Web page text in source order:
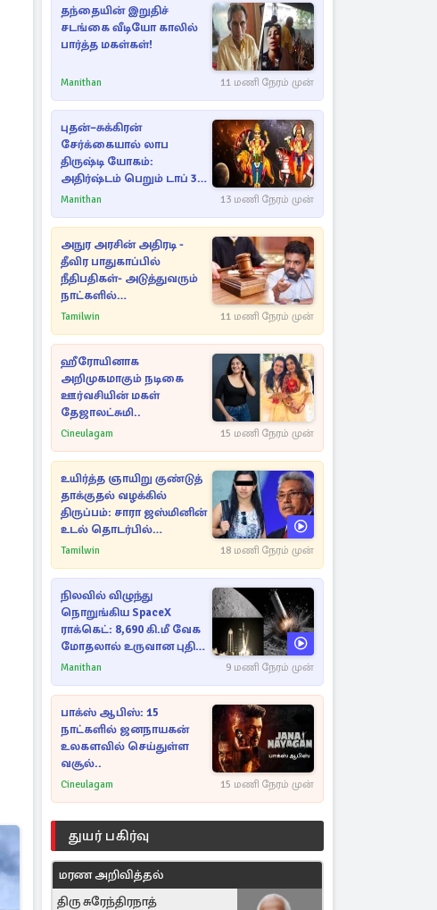
தந்தையின் இறுதிச்
சடங்கை வீடியோ காலில்
பார்த்த மகள்கள்!
Manithan 11 மணி நேரம் முன்
புதன்–சுக்கிரன்
சேர்க்கையால் லாப
திருஷ்டி யோகம்:
அதிர்ஷ்டம் பெறும் டாப் 3
ராசிகள்!
Manithan 13 மணி நேரம் முன்
அநுர அரசின் அதிரடி -
தீவிர பாதுகாப்பில்
நீதிபதிகள்- அடுத்துவரும்
நாட்களில்
அம்பலமாகவுள்ள ரகசியம்
Tamilwin 11 மணி நேரம் முன்
ஹீரோயினாக
அறிமுகமாகும் நடிகை
ஊர்வசியின் மகள்
தேஜாலட்சுமி..
Cineulagam 15 மணி நேரம் முன்
உயிர்த்த ஞாயிறு குண்டுத்
தாக்குதல் வழக்கில்
திருப்பம்: சாரா ஜஸ்மினின்
உடல் தொடர்பில்
நீதிமன்றத்தில் வெளியான
Tamilwin 18 மணி நேரம் முன்
நிலவில் விழுந்து
நொறுங்கிய SpaceX
ராக்கெட்: 8,690 கி.மீ வேக
மோதலால் உருவான புதிய
பள்ளம்!
Manithan 9 மணி நேரம் முன்
பாக்ஸ் ஆபிஸ்: 15
நாட்களில் ஜனநாயகன்
உலகளவில் செய்துள்ள
வசூல்..
Cineulagam 15 மணி நேரம் முன்
துயர் பகிர்வு
மரண அறிவித்தல்
திரு சுரேந்திரநாத்